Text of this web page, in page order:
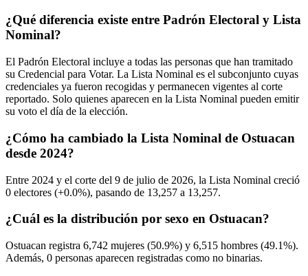
¿Qué diferencia existe entre Padrón Electoral y Lista
Nominal?
El Padrón Electoral incluye a todas las personas que han tramitado
su Credencial para Votar. La Lista Nominal es el subconjunto cuyas
credenciales ya fueron recogidas y permanecen vigentes al corte
reportado. Solo quienes aparecen en la Lista Nominal pueden emitir
su voto el día de la elección.
¿Cómo ha cambiado la Lista Nominal de Ostuacan
desde 2024?
Entre 2024 y el corte del 9 de julio de 2026, la Lista Nominal creció
0 electores (+0.0%), pasando de 13,257 a 13,257.
¿Cuál es la distribución por sexo en Ostuacan?
Ostuacan registra 6,742 mujeres (50.9%) y 6,515 hombres (49.1%).
Además, 0 personas aparecen registradas como no binarias.